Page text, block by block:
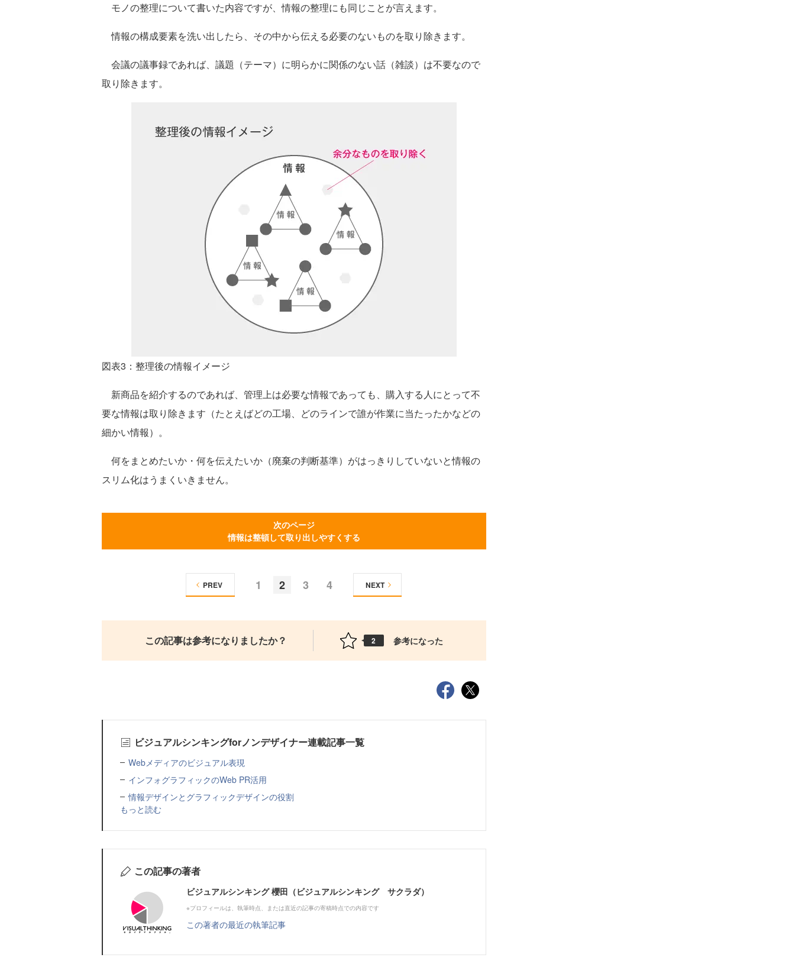
モノの整理について書いた内容ですが、情報の整理にも同じことが言えます。
情報の構成要素を洗い出したら、その中から伝える必要のないものを取り除きます。
会議の議事録であれば、議題（テーマ）に明らかに関係のない話（雑談）は不要なので
取り除きます。
図表3：整理後の情報イメージ
新商品を紹介するのであれば、管理上は必要な情報であっても、購入する人にとって不
要な情報は取り除きます（たとえばどの工場、どのラインで誰が作業に当たったかなどの
細かい情報）。
何をまとめたいか・何を伝えたいか（廃棄の判断基準）がはっきりしていないと情報の
スリム化はうまくいきません。
次のページ
情報は整頓して取り出しやすくする
1 2 3 4
PREV NEXT
この記事は参考になりましたか？ 2 参考になった
ビジュアルシンキングforノンデザイナー連載記事一覧
Webメディアのビジュアル表現
インフォグラフィックのWeb PR活用
情報デザインとグラフィックデザインの役割
もっと読む
この記事の著者
ビジュアルシンキング 櫻田（ビジュアルシンキング サクラダ）
※プロフィールは、執筆時点、または直近の記事の寄稿時点での内容です
この著者の最近の執筆記事